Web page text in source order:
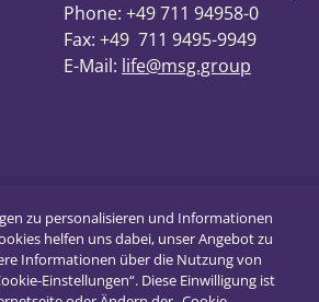
Phone: +49 711 94958-0
Fax: +49 711 9495-9949
E-Mail: life@msg.group
zu personalisieren und Informationen
helfen uns dabei, unser Angebot zu
Informationen über die Nutzung von
Einstellungen“. Diese Einwilligung ist